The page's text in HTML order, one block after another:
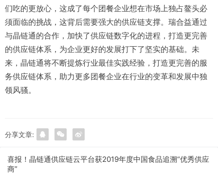
们吃的更放心，这成了每个团餐企业想在市场上独占鳌头必
须面临的挑战，这背后需要强大的供应链支撑。瑞合益通过
与晶链通的合作，加快了供应链数字化的进程，打造更完善
的供应链体系，为企业更好的发展打下了坚实的基础。未
来，晶链通将不断提炼行业最佳实践经验，打造更完善的服
务供应链体系，助力更多团餐企业在行业的变革和发展中独
领风骚。
分享文章:
喜报！晶链通供应链云平台获2019年度中国食品追溯“优秀供应
商”